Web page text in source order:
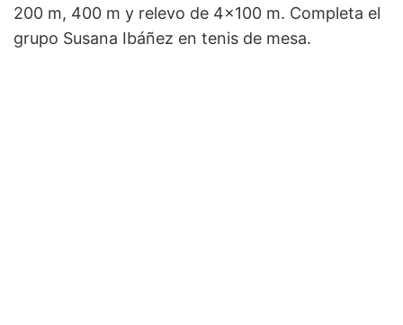
200 m, 400 m y relevo de 4x100 m. Completa el
grupo Susana Ibáñez en tenis de mesa.